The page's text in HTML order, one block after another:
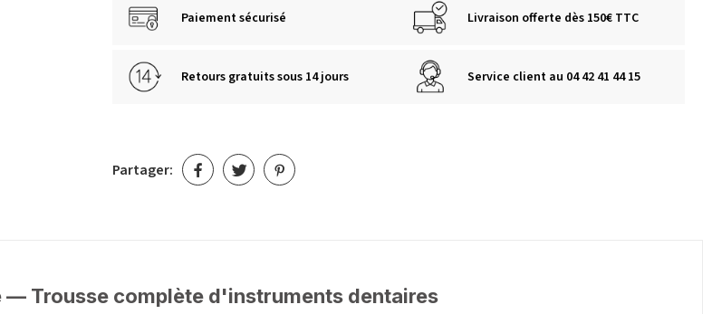
Paiement sécurisé Livraison offerte dès 150€ TTC
Retours gratuits sous 14 jours Service client au 04 42 41 44 15
Partager:
— Trousse complète d'instruments dentaires